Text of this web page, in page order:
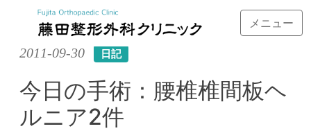
メニュー
2011-09-30 日記
今日の手術：腰椎椎間板ヘ
ルニア2件